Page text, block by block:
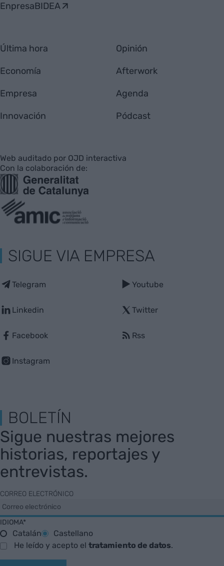
EnpresaBIDEA
Última hora
Economía
Empresa
Innovación
Opinión
Afterwork
Agenda
Pódcast
Web auditado por OJD interactiva
Con la colaboración de:
SIGUE VIA EMPRESA
Telegram
Linkedin
Facebook
Instagram
Youtube
Twitter
Rss
BOLETÍN
Sigue nuestras mejores
historias, reportajes y
entrevistas.
CORREO ELECTRÓNICO
IDIOMA*
Catalán
Castellano
He leído y acepto el tratamiento de datos.